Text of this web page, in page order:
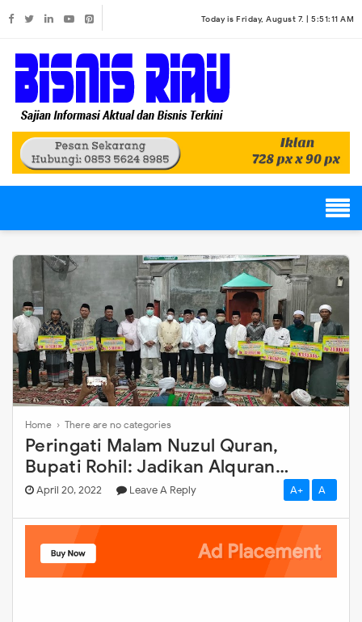
Today is Friday, August 7. | 5:51:11 AM
Home › There are no categories
Peringati Malam Nuzul Quran,
Bupati Rohil: Jadikan Alquran
Sebagai Pegangan Hidup ROHIL -
Pemerintah Kabupaten Rokan Hilir
(Rohil) menggelar Peringatan Nuzul
Alquran pada malam 17 Ramadan
1443 Hijriah di Masjid Attabiin,
April 20, 2022 Leave A Reply A+ A-